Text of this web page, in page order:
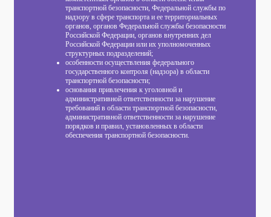
транспортной безопасности, Федеральной службы по
надзору в сфере транспорта и ее территориальных
органов, органов Федеральной службы безопасности
Российской Федерации, органов внутренних дел
Российской Федерации или их уполномоченных
структурных подразделений;
особенности осуществления федерального
государственного контроля (надзора) в области
транспортной безопасности;
основания привлечения к уголовной и
административной ответственности за нарушение
требований в области транспортной безопасности,
административной ответственности за нарушение
порядков и правил, установленных в области
обеспечения транспортной безопасности.